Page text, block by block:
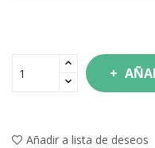
Añadir a lista de deseos